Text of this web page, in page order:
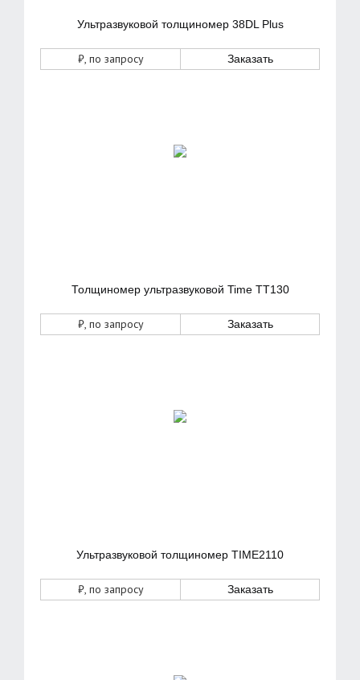
Ультразвуковой толщиномер 38DL Plus
₽, по запросу Заказать
Толщиномер ультразвуковой Time TT130
₽, по запросу Заказать
Ультразвуковой толщиномер TIME2110
₽, по запросу Заказать